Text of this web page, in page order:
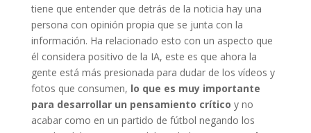
tiene que entender que detrás de la noticia hay una
persona con opinión propia que se junta con la
información. Ha relacionado esto con un aspecto que
él considera positivo de la IA, este es que ahora la
gente está más presionada para dudar de los vídeos y
fotos que consumen, lo que es muy importante
para desarrollar un pensamiento crítico y no
acabar como en un partido de fútbol negando los